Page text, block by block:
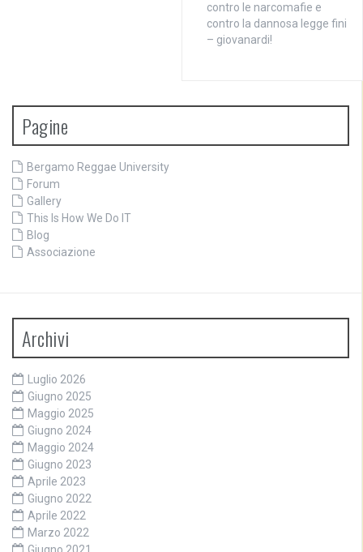
contro le narcomafie e
contro la dannosa legge fini
– giovanardi!
Pagine
Bergamo Reggae University
Forum
Gallery
This Is How We Do IT
Blog
Associazione
Archivi
Luglio 2026
Giugno 2025
Maggio 2025
Giugno 2024
Maggio 2024
Giugno 2023
Aprile 2023
Giugno 2022
Aprile 2022
Marzo 2022